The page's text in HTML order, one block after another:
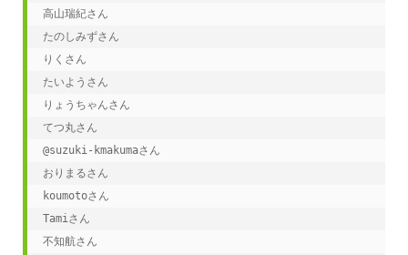
高山瑞紀さん
たのしみずさん
りくさん
たいようさん
りょうちゃんさん
てつ丸さん
@suzuki-kmakumaさん
おりまるさん
koumotoさん
Tamiさん
不知航さん